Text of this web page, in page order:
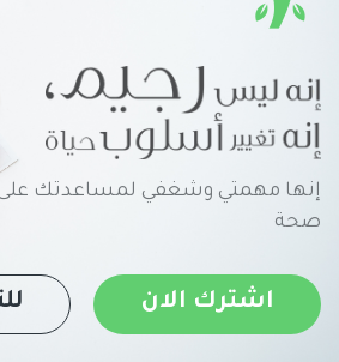
إنها مهمتي وشغفي لمساعدتك على
صحة
اشترك الان